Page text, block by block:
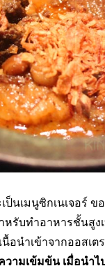
ป็นเมนูซิกเนเจอร์
หรับทำอาหารชั้นสู
นื้อนำเข้าจากออสเ
ามเข้มข้น เมื่อนำ